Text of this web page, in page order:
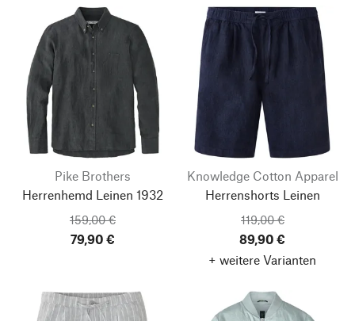
Pike Brothers
Herrenhemd Leinen 1932
159,00 €
79,90 €
Knowledge Cotton Apparel
Herrenshorts Leinen
119,00 €
89,90 €
+ weitere Varianten